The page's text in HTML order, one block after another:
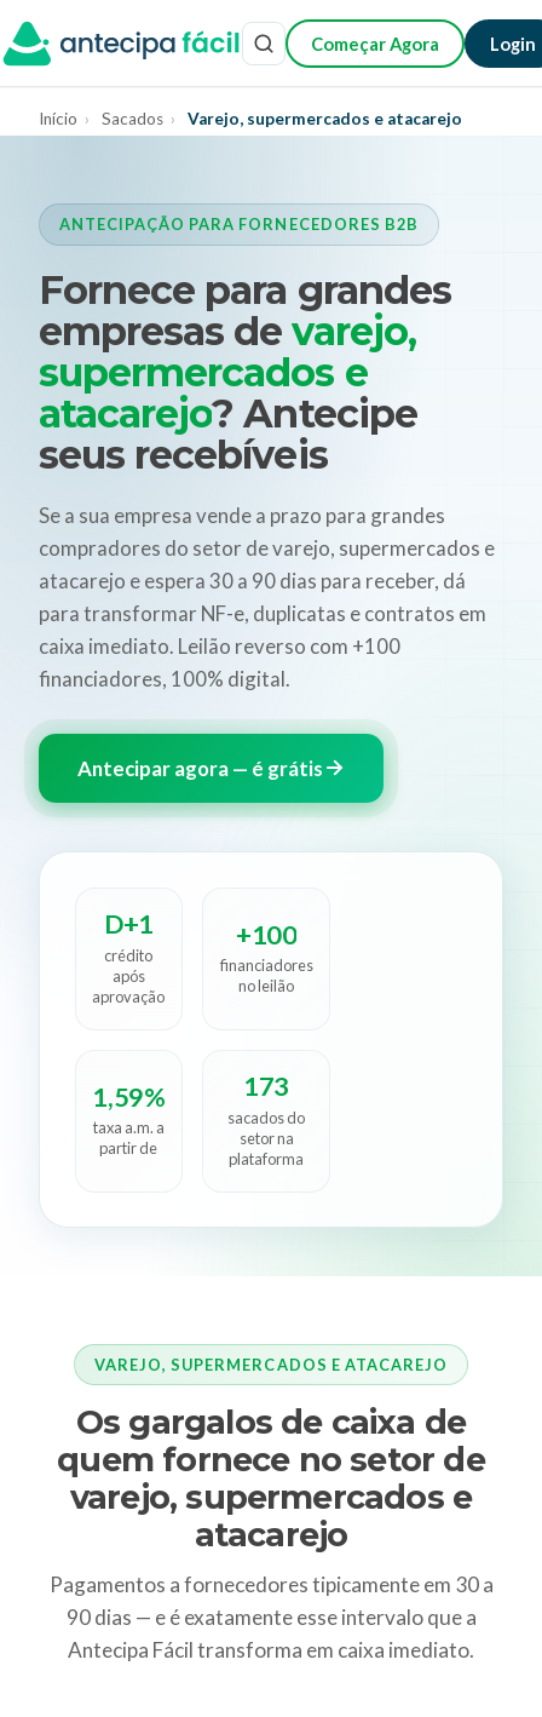
Começar Agora Login
Início › Sacados › Varejo, supermercados e atacarejo
ANTECIPAÇÃO PARA FORNECEDORES B2B
Fornece para grandes
empresas devarejo,
supermercados e
atacarejo? Antecipe
seus recebíveis
Se a sua empresa vende a prazo para grandes
compradores do setor de varejo, supermercados e
atacarejo e espera 30 a 90 dias para receber, dá
para transformar NF-e, duplicatas e contratos em
caixa imediato. Leilão reverso com +100
financiadores, 100% digital.
Antecipar agora — é grátis
D+1
crédito
após
aprovação
+100
financiadores
no leilão
1,59%
taxa a.m. a
partir de
173
sacados do
setor na
plataforma
VAREJO, SUPERMERCADOS E ATACAREJO
Os gargalos de caixa de
quem fornece no setor de
varejo, supermercados e
atacarejo
Pagamentos a fornecedores tipicamente em 30 a
90 dias — e é exatamente esse intervalo que a
Antecipa Fácil transforma em caixa imediato.